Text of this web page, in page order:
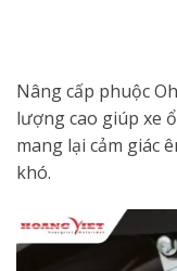
Nâng cấp phuộc
lượng cao giúp xe
mang lại cảm giác
khó.